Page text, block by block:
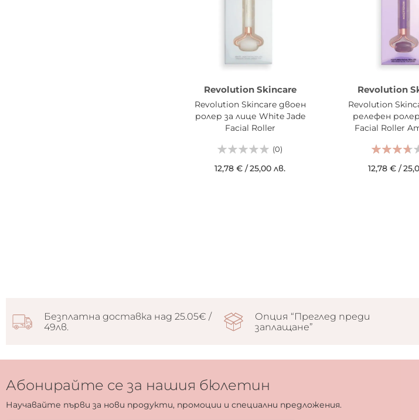
Revolution Skincare
Revolution Skincare двоен
ролер за лице White Jade
Facial Roller
(0)
12,78 € /25,00 лв.
Revolution
Revolution
релефен
Facial Roller
12,78 € /
Безплатна доставка над 25.05€ /
49лв.
Опция “Преглед преди
заплащане”
Абонирайте се за нашия бюлетин
Научавайте първи за нови продукти, промоции и специални предложения.